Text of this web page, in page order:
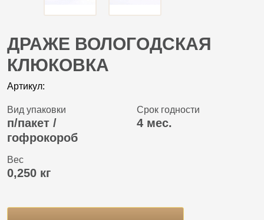
ДРАЖЕ ВОЛОГОДСКАЯ
КЛЮКОВКА
Артикул:
Вид упаковки
п/пакет /
гофрокороб
Срок годности
4 мес.
Вес
0,250 кг